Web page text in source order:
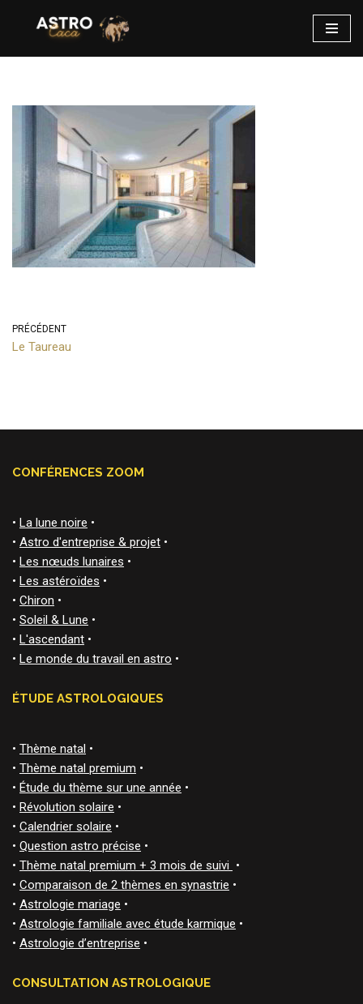
PRÉCÉDENT
Le Taureau
CONFÉRENCES ZOOM
• La lune noire •
• Astro d'entreprise & projet •
• Les nœuds lunaires •
• Les astéroïdes •
• Chiron •
• Soleil & Lune •
• L'ascendant •
• Le monde du travail en astro •
ÉTUDE ASTROLOGIQUES
• Thème natal •
• Thème natal premium •
• Étude du thème sur une année •
• Révolution solaire •
• Calendrier solaire •
• Question astro précise •
• Thème natal premium + 3 mois de suivi •
• Comparaison de 2 thèmes en synastrie •
• Astrologie mariage •
• Astrologie familiale avec étude karmique •
• Astrologie d’entreprise •
CONSULTATION ASTROLOGIQUE